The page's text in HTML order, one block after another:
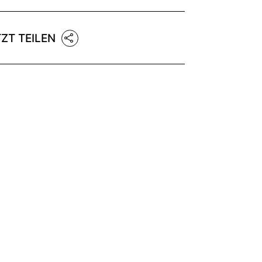
TEILEN